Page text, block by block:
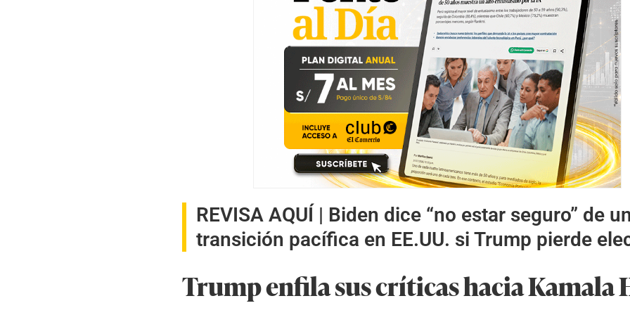
REVISA AQUÍ | Biden dice “no estar seguro” de
transición pacífica en EE.UU. si Trump pierde
Trump enfila sus críticas hacia Kamala